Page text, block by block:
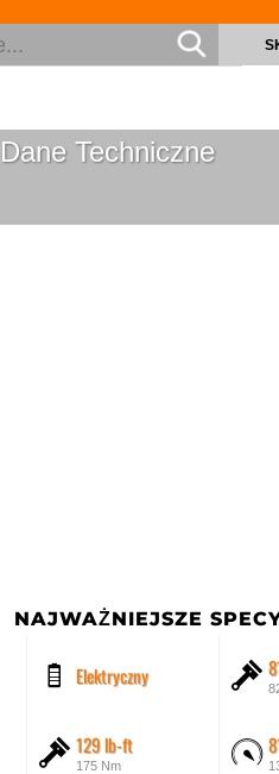
Dane Techniczne
NAJWAŻNIEJSZE
Elektryczny
129 lb-ft
175 Nm